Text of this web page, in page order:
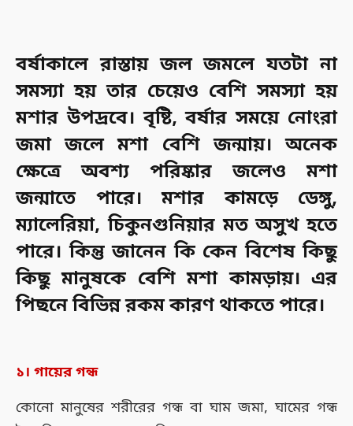
বর্ষাকালে রাস্তায় জল জমলে যতটা না
সমস্যা হয় তার চেয়েও বেশি সমস্যা হয়
মশার উপদ্রবে। বৃষ্টি, বর্ষার সময়ে নোংরা
জমা জলে মশা বেশি জন্মায়। অনেক
ক্ষেত্রে অবশ্য পরিষ্কার জলেও মশা
জন্মাতে পারে। মশার কামড়ে ডেঙ্গু,
ম্যালেরিয়া, চিকুনগুনিয়ার মত অসুখ হতে
পারে। কিন্তু জানেন কি কেন বিশেষ কিছু
কিছু মানুষকে বেশি মশা কামড়ায়। এর
পিছনে বিভিন্ন রকম কারণ থাকতে পারে।
১। গায়ের গন্ধ
কোনো মানুষের শরীরের গন্ধ বা ঘাম জমা, ঘামের গন্ধ